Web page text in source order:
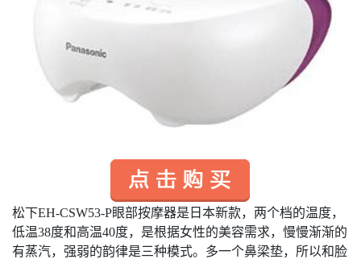
松下EH-CSW53-P眼部按摩器是日本新款，两个档的温度，
低温38度和高温40度，是根据女性的美容需求，慢慢渐渐的
有蒸汽，强弱的韵律是三种模式。多一个鼻梁垫，所以和脸